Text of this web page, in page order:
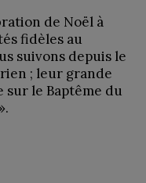
de Noël à
fidèles au
suivons depuis le
; leur grande
le Baptême du